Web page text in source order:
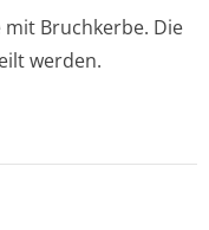
mit Bruchkerbe. Die
werden.